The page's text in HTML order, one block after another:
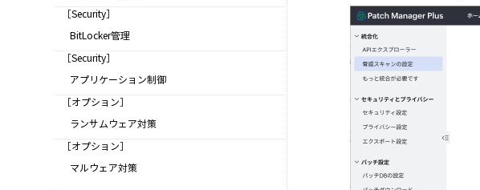
［Security］
BitLocker管理
［Security］
アプリケーション制御
［オプション］
ランサムウェア対策
［オプション］
マルウェア対策